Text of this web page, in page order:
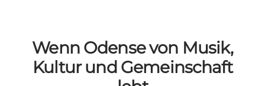
Wenn Odense von Musik,
Kultur und Gemeinschaft